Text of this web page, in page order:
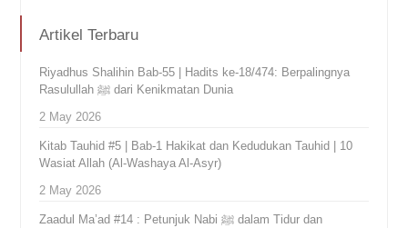
Artikel Terbaru
Riyadhus Shalihin Bab-55 | Hadits ke-18/474: Berpalingnya
Rasulullah ﷺ dari Kenikmatan Dunia
2 May 2026
Kitab Tauhid #5 | Bab-1 Hakikat dan Kedudukan Tauhid | 10
Wasiat Allah (Al-Washaya Al-Asyr)
2 May 2026
Zaadul Ma’ad #14 : Petunjuk Nabi ﷺ dalam Tidur dan